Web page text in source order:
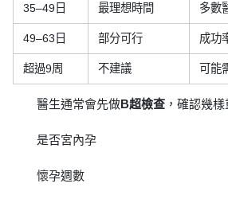
35–49日 最理想時間 多數
49–63日 部分可行 成功
超過9周 不建議 可能
醫生通常會先做B超檢查 ，確認幾樣
是否宮內孕
懷孕週數